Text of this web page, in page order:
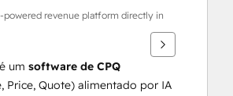
powered revenue platform directly in
é um software de CPQ
Price, Quote) alimentado por IA